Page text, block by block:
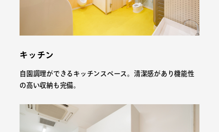
キッチン
自園調理ができるキッチンスペース。清潔感があり機能性
の高い収納も完備。